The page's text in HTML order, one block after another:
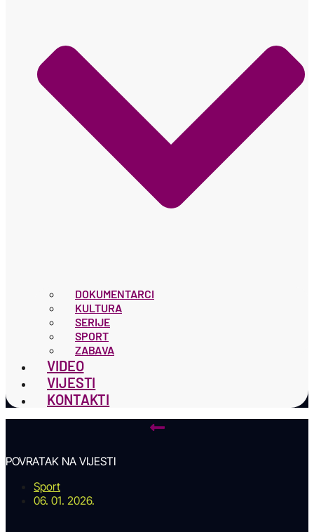
DOKUMENTARCI
KULTURA
SERIJE
SPORT
ZABAVA
VIDEO
VIJESTI
KONTAKTI
POVRATAK NA VIJESTI
Sport
06. 01. 2026.